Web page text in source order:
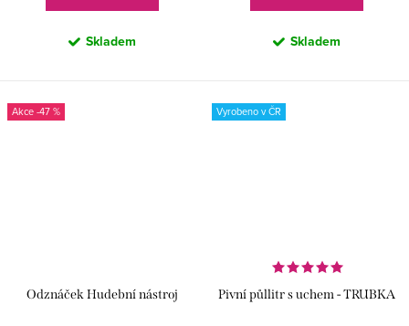
Skladem Skladem
-47 %
Odznáček Hudební nástroj
Vyrobeno v ČR
Pivní půllitr s uchem - TRUBKA